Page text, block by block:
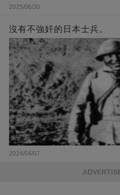
2025/06/30
沒有不強奸的日本士兵。
2024/04/07